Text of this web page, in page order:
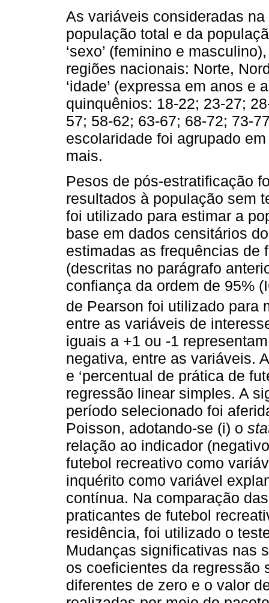
As variáveis consideradas
população total e da
‘sexo’ (feminino e
regiões nacionais: Norte,
‘idade’ (expressa em anos e
quinquênios: 18-22; 23-27;
57; 58-62; 63-67; 68-72; 73-
escolaridade foi agrupado
mais.
Pesos de pós-estratificação
resultados à população sem
foi utilizado para estimar a
base em dados censitários
estimadas as frequências de
(descritas no parágrafo
confiança da ordem de 95%
de Pearson foi utilizado para
entre as variáveis de
iguais a +1 ou -1
negativa, entre as variáveis.
e ‘percentual de prática de
regressão linear simples. A
período selecionado foi
Poisson, adotando-se (i) o
relação ao indicador
futebol recreativo como
inquérito como variável
contínua. Na comparação
praticantes de futebol
residência, foi utilizado o
Mudanças significativas nas
os coeficientes da regressão
diferentes de zero e o valor